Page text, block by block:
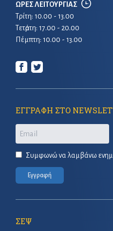
ΩΡΕΣ ΛΕΙΤΟΥΡΓΙΑΣ
Τρίτη: 10.00 - 13.00
Τετἀρτη: 17.00 - 20.00
Πέμπτη: 10.00 - 13.00
ΕΓΓΡΑΦΗ ΣΤΟ
Email
Συμφωνώ να λαμβάνω
Εγγραφή
ΣΕΨ